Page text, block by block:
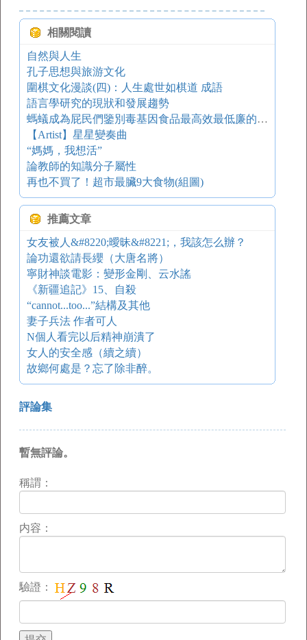
相關閱讀
自然與人生
孔子思想與旅游文化
圍棋文化漫談(四)：人生處世如棋道 成語
語言學研究的現狀和發展趨勢
螞蟻成為屁民們鑒別毒基因食品最高效最低廉的“儀器”！
【Artist】星星變奏曲
“媽媽，我想活”
論教師的知識分子屬性
再也不買了！超市最臟9大食物(組圖)
推薦文章
女友被人&#8220;曖昧&#8221;，我該怎么辦？
論功還欲請長纓（大唐名將）
寧財神談電影：變形金剛、云水謠
《新疆追記》15、自殺
“cannot...too...”結構及其他
妻子兵法 作者可人
N個人看完以后精神崩潰了
女人的安全感（續之續）
故鄉何處是？忘了除非醉。
評論集
暫無評論。
稱謂：
内容：
驗證：